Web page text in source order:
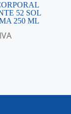
52 SOL
250 ML